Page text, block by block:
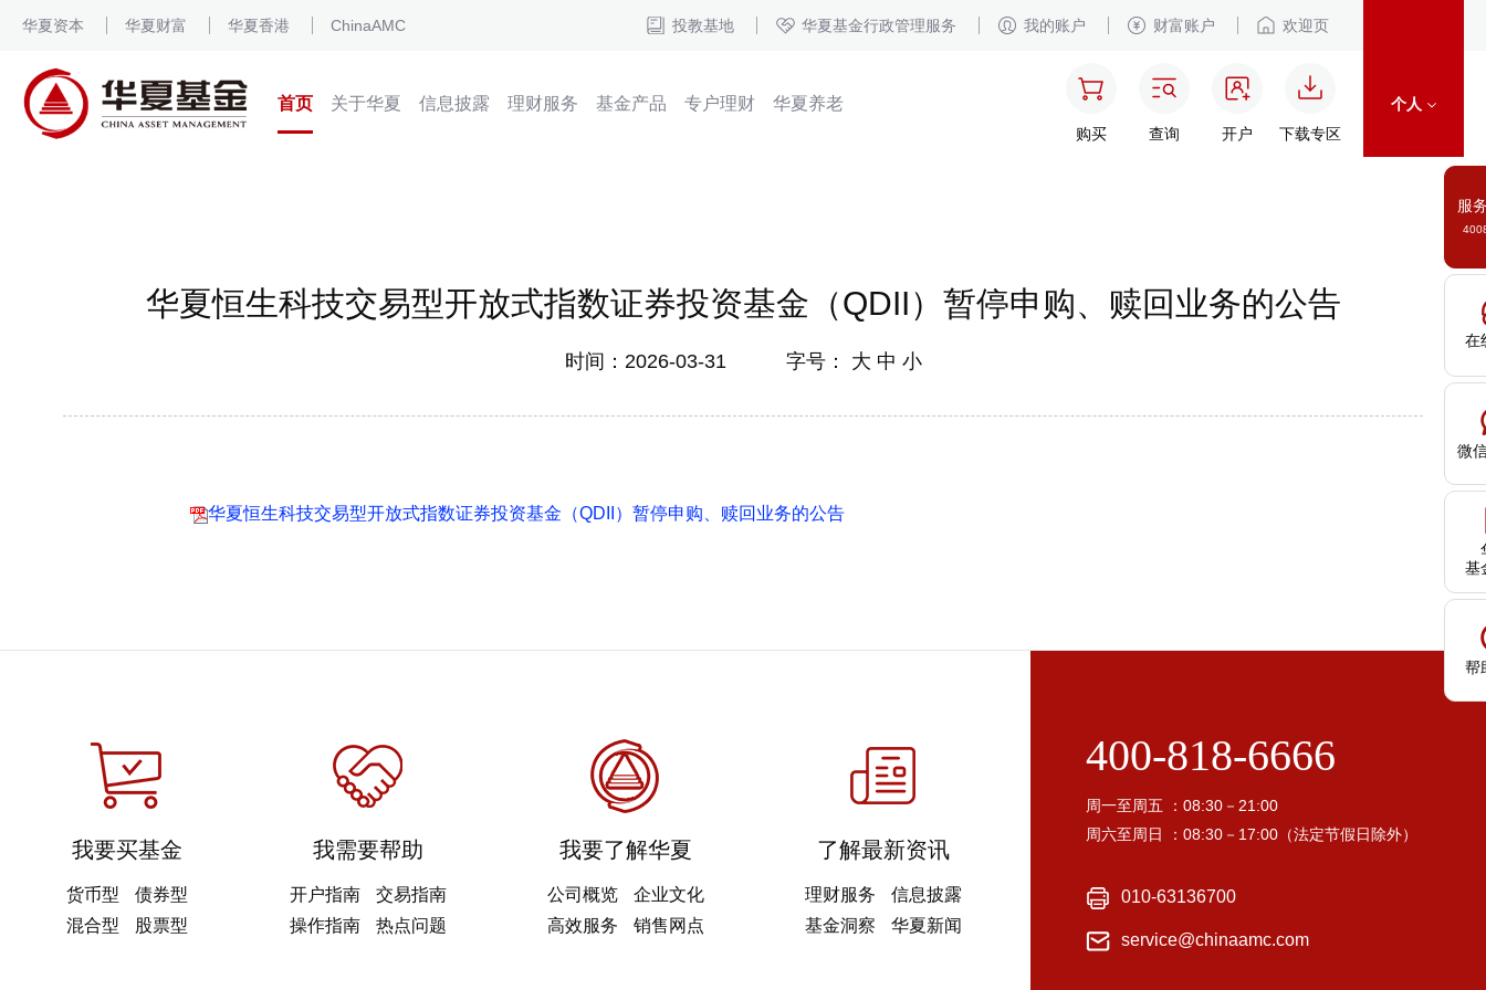
服
在
微
基
帮
华夏资本 华夏财富 华夏香港 ChinaAMC 投教基地 华夏基金行政管理服务 我的账户 财富账户 欢迎页
首页 关于华夏 信息披露 理财服务 基金产品 专户理财 华夏养老
购买 查询 开户 下载专区
个人
华夏恒生科技交易型开放式指数证券投资基金（QDII）暂停申购、赎回业务的公告
时间：2026-03-31 字号： 大 中 小
华夏恒生科技交易型开放式指数证券投资基金（QDII）暂停申购、赎回业务的公告
我要买基金
货币型
债券型
混合型
股票型
我需要帮助
开户指南
交易指南
操作指南
热点问题
我要了解华夏
公司概览
企业文化
高效服务
销售网点
了解最新资讯
理财服务
信息披露
基金洞察
华夏新闻
400-818-6666
周一至周五 ：08:30－21:00
周六至周日 ：08:30－17:00（法定节假日除外）
010-63136700
service@chinaamc.com